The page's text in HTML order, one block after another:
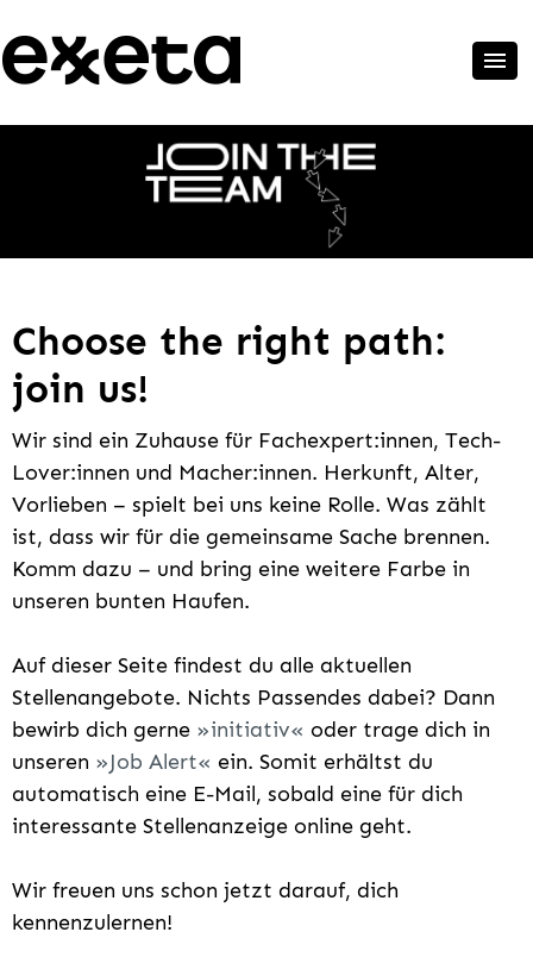
Choose the right path:
join us!
Wir sind ein Zuhause für Fachexpert:innen, Tech-
Lover:innen und Macher:innen. Herkunft, Alter,
Vorlieben – spielt bei uns keine Rolle. Was zählt
ist, dass wir für die gemeinsame Sache brennen.
Komm dazu – und bring eine weitere Farbe in
unseren bunten Haufen.
Auf dieser Seite findest du alle aktuellen
Stellenangebote. Nichts Passendes dabei? Dann
bewirb dich gerne
initiativ
oder trage dich in
unseren
Job Alert
ein. Somit erhältst du
automatisch eine E-Mail, sobald eine für dich
interessante Stellenanzeige online geht.
Wir freuen uns schon jetzt darauf, dich
kennenzulernen!